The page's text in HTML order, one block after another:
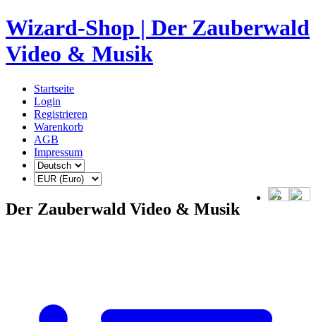
Wizard-Shop | Der Zauberwald
Video & Musik
Startseite
Login
Registrieren
Warenkorb
AGB
Impressum
Der Zauberwald Video & Musik